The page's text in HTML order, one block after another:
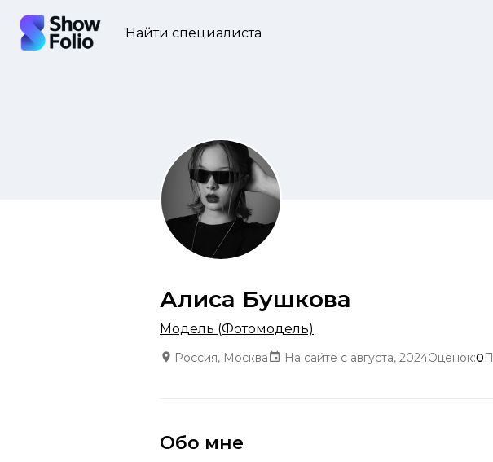
Найти специалиста
Алиса Бушкова
Модель (Фотомодель)
Россия, Москва На сайте с августа, 2024Оценок:0
Обо мне